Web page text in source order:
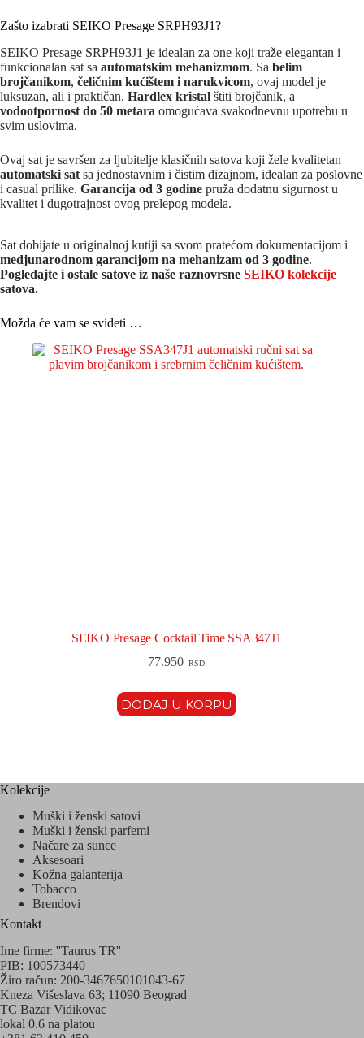
Zašto izabrati SEIKO Presage SRPH93J1?
SEIKO Presage SRPH93J1 je idealan za one koji traže elegantan i
funkcionalan sat sa automatskim mehanizmom. Sa belim
brojčanikom, čeličnim kućištem i narukvicom, ovaj model je
luksuzan, ali i praktičan. Hardlex kristal štiti brojčanik, a
vodootpornost do 50 metara omogućava svakodnevnu upotrebu u
svim uslovima.
Ovaj sat je savršen za ljubitelje klasičnih satova koji žele kvalitetan
automatski sat sa jednostavnim i čistim dizajnom, idealan za poslovne
i casual prilike. Garancija od 3 godine pruža dodatnu sigurnost u
kvalitet i dugotrajnost ovog prelepog modela.
Sat dobijate u originalnoj kutiji sa svom pratećom dokumentacijom i
medjunarodnom garancijom na mehanizam od 3 godine.
Pogledajte i ostale satove iz naše raznovrsne SEIKO kolekcije
satova.
Možda će vam se svideti …
SEIKO Presage Cocktail Time SSA347J1
77.950 RSD
DODAJ U KORPU
Kolekcije
Muški i ženski satovi
Muški i ženski parfemi
Načare za sunce
Aksesoari
Kožna galanterija
Tobacco
Brendovi
Kontakt
Ime firme: ''Taurus TR''
PIB: 100573440
Žiro račun: 200-3467650101043-67
Kneza Višeslava 63; 11090 Beograd
TC Bazar Vidikovac
lokal 0.6 na platou